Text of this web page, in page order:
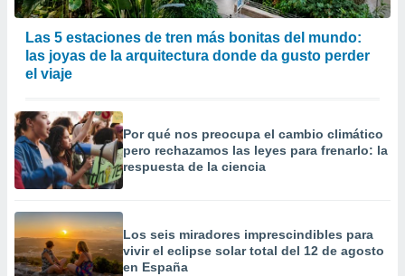
Las 5 estaciones de tren más bonitas del mundo:
las joyas de la arquitectura donde da gusto perder
el viaje
Por qué nos preocupa el cambio climático
pero rechazamos las leyes para frenarlo: la
respuesta de la ciencia
Los seis miradores imprescindibles para
vivir el eclipse solar total del 12 de agosto
en España